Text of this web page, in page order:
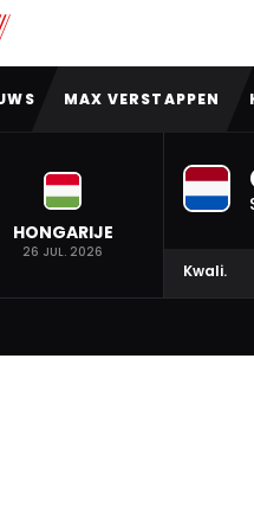
MAX VERSTAPPEN
HONGARIJE
26 JUL. 2026
Kwali.